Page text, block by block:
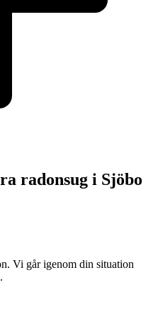
radonsug i Sjöbo
Vi går igenom din situation